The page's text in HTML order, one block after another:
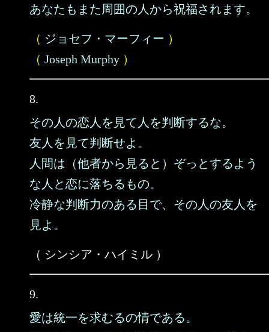
あなたもまた周囲の人から祝福されます。
（ ジョセフ・マーフィー ）
（ Joseph Murphy ）
8.
その人の恋人を見て人を判断するな。
友人を見て判断せよ。
人間は（他者から見ると）ぞっとするよう
な人と恋に落ちるもの。
冷静な判断力のある目で、その人の友人を
見よ。
（ シンシア・ハイミル ）
9.
愛は統一を求むるの情である。